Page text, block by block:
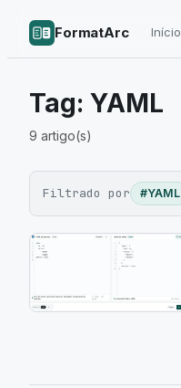
FormatArc Início
Tag: YAML
9 artigo(s)
Filtrado por #YAML